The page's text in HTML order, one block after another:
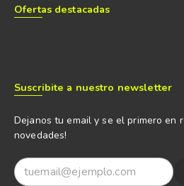
Ofertas destacadas
Suscribite a nuestro newsletter
Dejanos tu email y se el primero en
novedades!